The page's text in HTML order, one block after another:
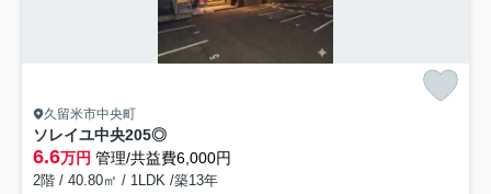
久留米市中央町
ソレイユ中央205◎
6.6万円 管理/共益費6,000円
2階 / 40.80㎡ / 1LDK /築13年